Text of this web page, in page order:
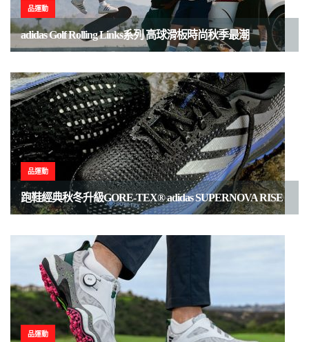
品運動
adidas Golf Rolling Links系列 高球滑板時尚秋季最潮
品運動
跑鞋經典秋冬升級GORE-TEX® adidas SUPERNOVA RISE
品運動